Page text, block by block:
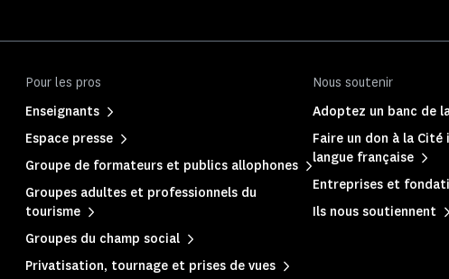
Pour les pros
Enseignants
Espace presse
Groupe de formateurs et publics allophones
Groupes adultes et professionnels du
tourisme
Groupes du champ social
Privatisation, tournage et prises de vues
Nous soutenir
Adoptez un banc de
Faire un don à la
langue française
Entreprises et
Ils nous soutiennent